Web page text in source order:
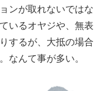
ンが取れないではな
いるオヤジや、無表
するが、大抵の場合
なんて事が多い。